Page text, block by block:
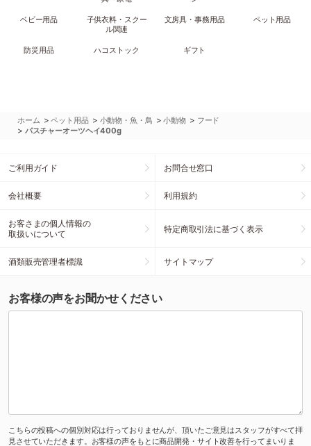
ベビー用品
子供衣料・スクー
ル関連
文房具・事務用品 ペット用品
防災用品 ハコストック ギフト
ホーム >ペット用品 > 小動物・魚・鳥 >小動物 > フード
> パスチャーオーツヘイ400g
ご利用ガイド お問合せ窓口
会社概要 利用規約
お客さまの個人情報の
取扱いについて
特定商取引法に基づく表示
酒類販売管理者標識 サイトマップ
お客様の声をお聞かせください
こちらの投稿への個別対応は行っておりませんが、頂いたご意見はスタッフがすべて拝
見させていただきます。お客様の声をもとに商品開発・サイト改善を行ってまいりま